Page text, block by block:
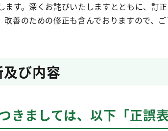
ます。深くお詫びいたしますとともに、訂
改善のための修正も含んでおりますので、ご
び内容
きましては、以下「正誤